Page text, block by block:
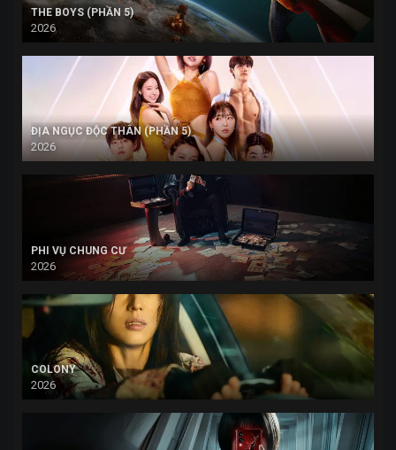
THE BOYS (PHẦN 5)
2026
ĐỊA NGỤC ĐỘC THÂN (PHẦN 5)
2026
PHI VỤ CHUNG CƯ
2026
COLONY
2026